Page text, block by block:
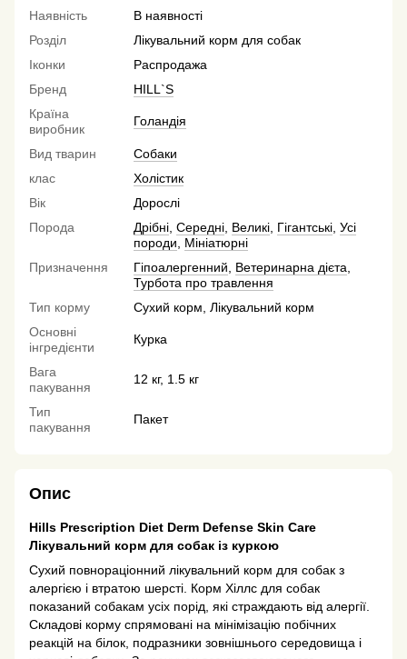
Наявність
В наявності
Розділ
Лікувальний корм для собак
Іконки
Распродажа
Бренд
HILL`S
Країна
виробник
Голандія
Вид тварин
Собаки
клас
Холістик
Вік
Дорослі
Порода
Дрібні Середні Великі Гігантські Усі
породи
Мініатюрні
Призначення
Гіпоалергенний Ветеринарна дієта
Турбота про травлення
Тип корму
Сухий корм, Лікувальний корм
Основні
інгредієнти
Курка
Вага
пакування
12 кг, 1.5 кг
Тип
пакування
Пакет
Опис
Hills Prescription Diet Derm Defense Skin Care
Лікувальний корм для собак із куркою
Сухий повнораціонний лікувальний корм для собак з
алергією і втратою шерсті. Корм Хіллс для собак
показаний собакам усіх порід, які страждають від алергії.
Складові корму спрямовані на мінімізацію побічних
реакцій на білок, подразники зовнішнього середовища і